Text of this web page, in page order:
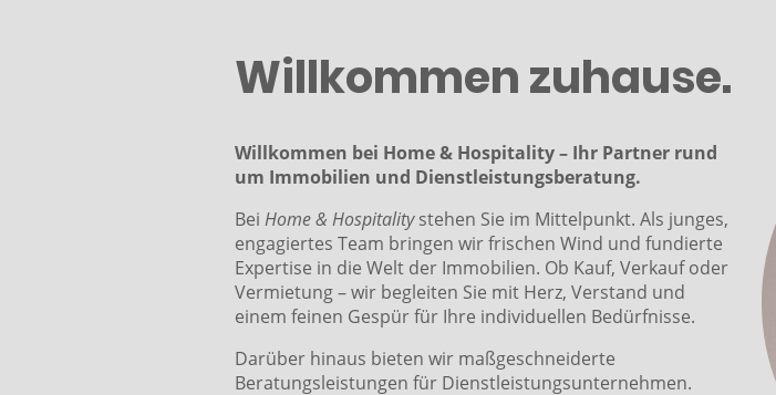
Willkommen zuhause.
Willkommen bei Home & Hospitality – Ihr Partner rund
um Immobilien und Dienstleistungsberatung.
Bei Home & Hospitalitystehen Sie im Mittelpunkt. Als junges,
engagiertes Team bringen wir frischen Wind und fundierte
Expertise in die Welt der Immobilien. Ob Kauf, Verkauf oder
Vermietung – wir begleiten Sie mit Herz, Verstand und
einem feinen Gespür für Ihre individuellen Bedürfnisse.
Darüber hinaus bieten wir maßgeschneiderte
Beratungsleistungen für Dienstleistungsunternehmen.